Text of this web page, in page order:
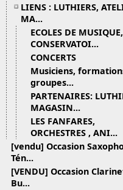
LIENS : LUTHIERS,
MA...
ECOLES DE MUSIQUE,
CONSERVATOI...
CONCERTS
Musiciens,
groupes...
PARTENAIRES:
MAGASIN...
LES FANFARES,
ORCHESTRES , ANI...
[vendu] Occasion
Tén...
[VENDU] Occasion
Bu...